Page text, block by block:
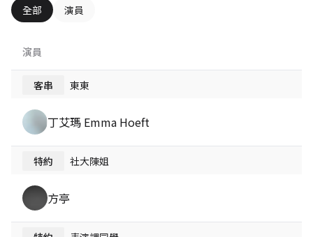
全部 演員
演員
客串 東東
丁艾瑪 Emma Hoeft
特約 社大陳姐
方亭